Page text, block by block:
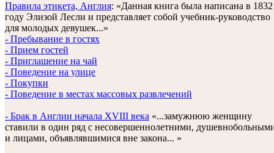
Правила этикета, Англия: «Данная книга была написана в 1832
году Элизой Лесли и представляет собой учебник-руководство
для молодых девушек...»
- Пребывание в гостях
- Прием гостей
- Приглашение на чай
- Поведение на улице
- Покупки
- Поведение в местах массовых развлечений
- Брак в Англии начала XVIII века «...замужнюю женщину
ставили в один ряд с несовершеннолетними,
и лицами, объявлявшимися вне закона... »